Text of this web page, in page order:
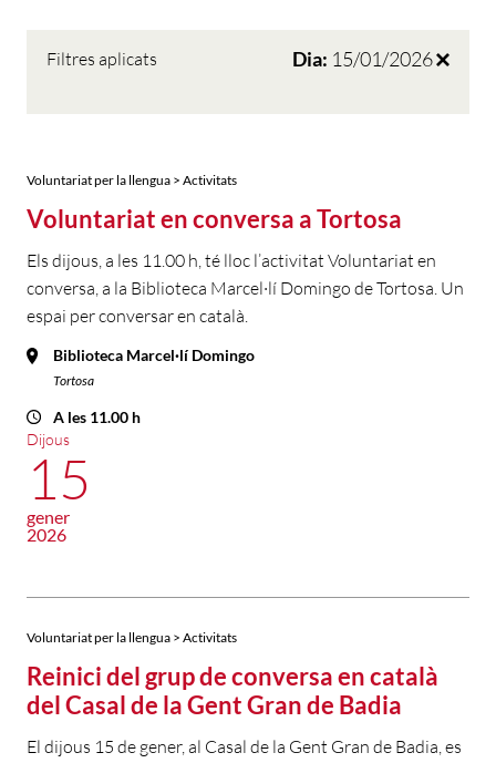
Filtres aplicats Dia: 15/01/2026
Voluntariat per la llengua > Activitats
Voluntariat en conversa a Tortosa
Els dijous, a les 11.00 h, té lloc l’activitat Voluntariat en
conversa, a la Biblioteca Marcel·lí Domingo de Tortosa. Un
espai per conversar en català.
Biblioteca Marcel·lí Domingo
Tortosa
A les 11.00 h
Dijous
15
gener
2026
Voluntariat per la llengua > Activitats
Reinici del grup de conversa en català
del Casal de la Gent Gran de Badia
El dijous 15 de gener, al Casal de la Gent Gran de Badia, es